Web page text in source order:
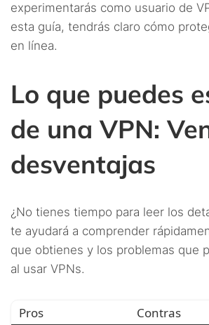
experimentarás como usuario de
esta guía, tendrás claro cómo
en línea.
Lo que puedes
de una VPN:
desventajas
¿No tienes tiempo para leer los
te ayudará a comprender
que obtienes y los problemas que
al usar VPNs.
Pros
Contras